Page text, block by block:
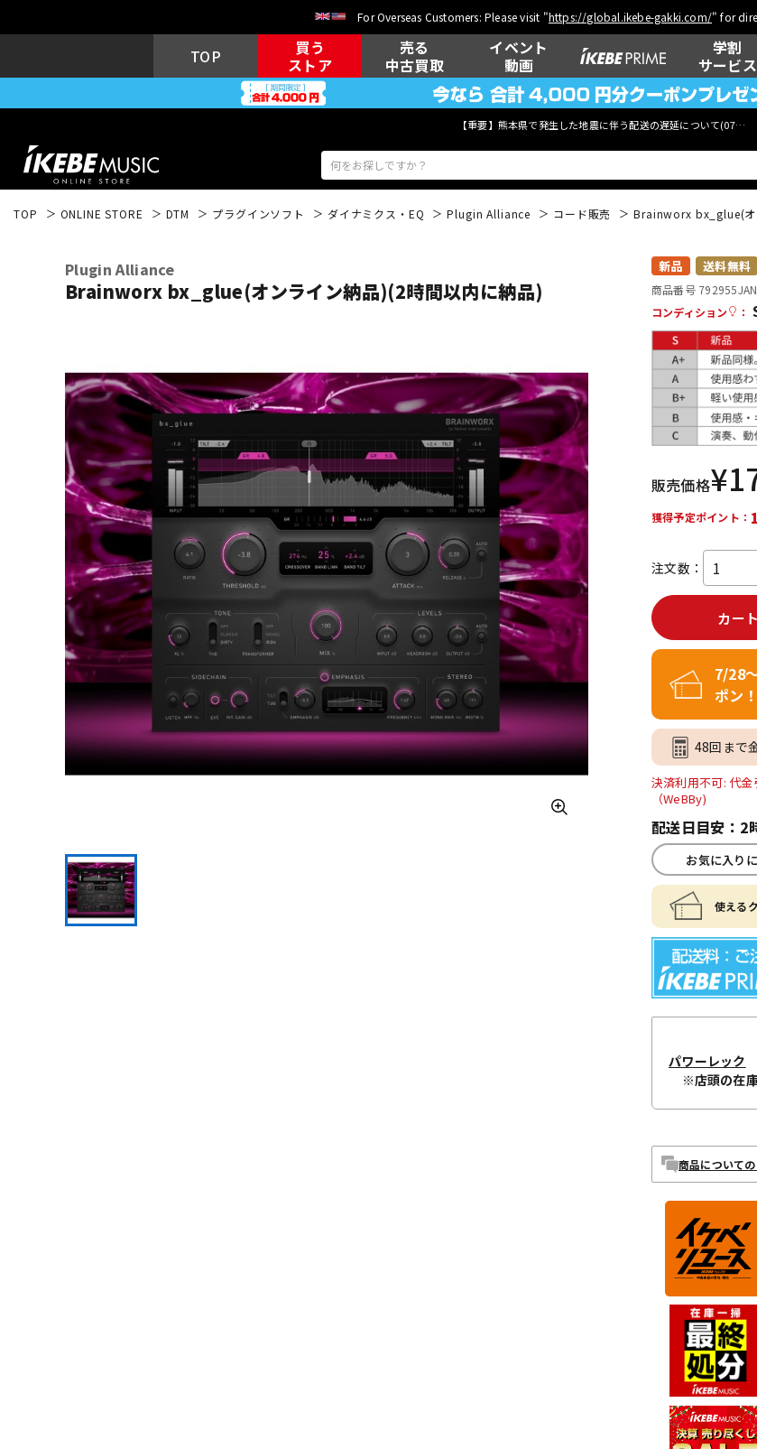
For Overseas Customers: Please visit "https://global.ikebe-gakki.com/" for
TOP
買う
ストア
売る
中古買取
イベント
動画
学割
サービス
【重要】熊本県で発生した地震に伴う配送の遅延について(07月29日
ウクレレ
その他楽器
DJ機器 DTM オンラ
イン納品
レコーディ
グ機器
中古 ヴィンテージ
TOP ONLINE STORE DTM プラグインソフト ダイナミクス・EQ Plugin Alliance コード販売 Brainworx bx_glue(オ
Plugin Alliance
Brainworx bx_glue(オンライン納品)(2時間以内に納品)
新品 送料無料
商品番号 792955
コンディション
：
販売価格¥
獲得予定ポイント：
注文数：
カー
7/28
ポン
48回まで
決済利用不可: 代
（WeBBy)
配送日目安：2
お気に入り
使える
パワーレック
※店頭の在
商品について